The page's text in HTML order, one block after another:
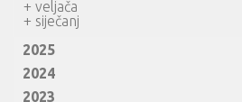
+ veljača
+ siječanj
2025
2024
2023